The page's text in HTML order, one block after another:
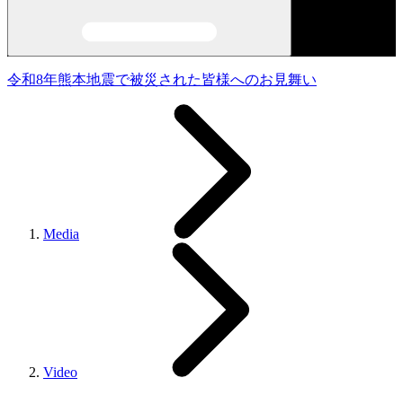
令和8年熊本地震で被災された皆様へのお見舞い
Media
Video